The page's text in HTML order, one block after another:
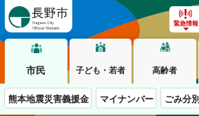
緊急情報
市民 子ども・若者 高齢者
熊本地震災害義援金 マイナンバー ごみ分別